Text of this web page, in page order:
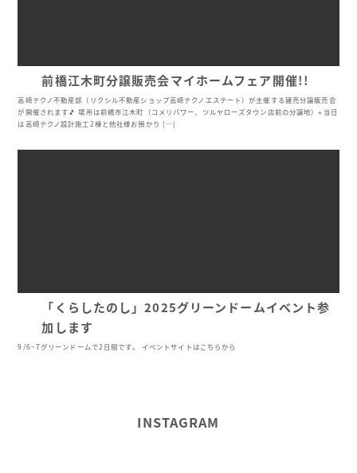
前橋江木町分譲販売会マイホームフェア開催!!
高崎テクノ不動産部（リクシル不動産ショップ高崎テクノエステート）が主催する建売分譲販売会
が開催されます🎵 場所は前橋市江木町（コメリパワー、ツルヤローズタウン店前の分譲地）⭐︎当日
は高崎テクノ設計施工2棟と他社様お預かり […]
「くらしたのし」2025グリーンドームイベント参
加します
9/6~7グリーンドームで2日間です。 イベントサイトはこちらから
INSTAGRAM